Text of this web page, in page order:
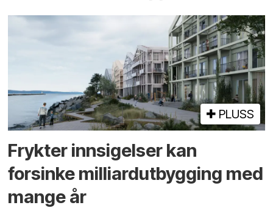
PLUSS
Frykter innsigelser kan
forsinke milliard­utbygging med
mange år